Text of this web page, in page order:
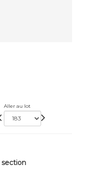
Aller au lot
section